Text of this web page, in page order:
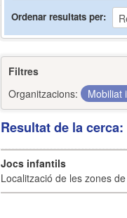
Ordenar resultats per
Filtres
Organitzacions:
Mobiliat
Resultat de la
Jocs infantils
Localització de les zones